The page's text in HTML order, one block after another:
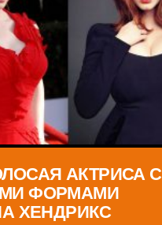
АКТРИСА С
ФОРМАМИ
ХЕНДРИКС